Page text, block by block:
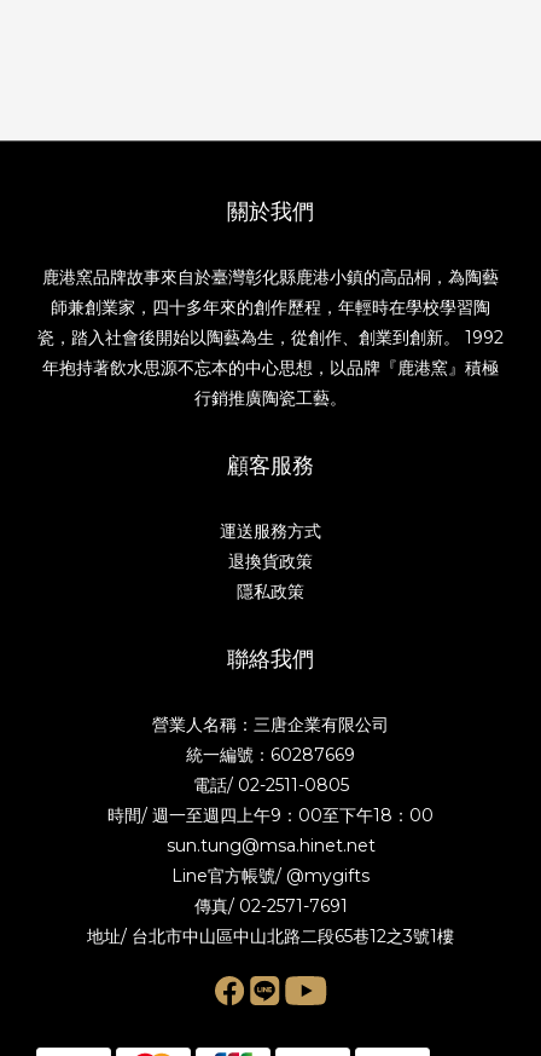
關於我們
鹿港窯品牌故事來自於臺灣彰化縣鹿港小鎮的高品桐，為陶藝
師兼創業家，四十多年來的創作歷程，年輕時在學校學習陶
瓷，踏入社會後開始以陶藝為生，從創作、創業到創新。 1992
年抱持著飲水思源不忘本的中心思想，以品牌『鹿港窯』積極
行銷推廣陶瓷工藝。
顧客服務
運送服務方式
退換貨政策
隱私政策
聯絡我們
營業人名稱：三唐企業有限公司
統一編號：60287669
電話/ 02-2511-0805
時間/ 週一至週四上午9：00至下午18：00
sun.tung@msa.hinet.net
Line官方帳號/ @mygifts
傳真/ 02-2571-7691
地址/ 台北市中山區中山北路二段65巷12之3號1樓